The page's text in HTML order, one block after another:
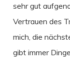
sehr gut
Vertrauen des
mich, die
gibt immer